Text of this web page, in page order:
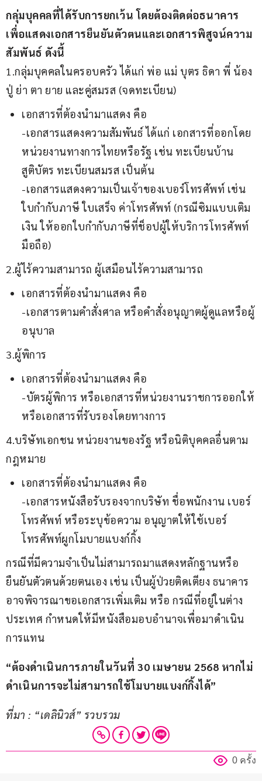
กลุ่มบุคคลที่ได้รับการยกเว้น โดยต้องติดต่อธนาคาร
เพื่อแสดงเอกสารยืนยันตัวตนและเอกสารพิสูจน์ความ
สัมพันธ์ ดังนี้
1.กลุ่มบุคคลในครอบครัว ได้แก่ พ่อ แม่ บุตร ธิดา พี่ น้อง
ปู่ ย่า ตา ยาย และคู่สมรส (จดทะเบียน)
เอกสารที่ต้องนำมาแสดง คือ
-เอกสารแสดงความสัมพันธ์ ได้แก่ เอกสารที่ออกโดย
หน่วยงานทางการไทยหรือรัฐ เช่น ทะเบียนบ้าน
สูติบัตร ทะเบียนสมรส เป็นต้น
-เอกสารแสดงความเป็นเจ้าของเบอร์โทรศัพท์ เช่น
ใบกำกับภาษี ใบเสร็จ ค่าโทรศัพท์ (กรณีซิมแบบเติม
เงิน ให้ออกใบกำกับภาษีที่ช็อปผู้ให้บริการโทรศัพท์
มือถือ)
2.ผู้ไร้ความสามารถ ผู้เสมือนไร้ความสามารถ
เอกสารที่ต้องนำมาแสดง คือ
-เอกสารตามคำสั่งศาล หรือคำสั่งอนุญาตผู้ดูแลหรือผู้
อนุบาล
3.ผู้พิการ
เอกสารที่ต้องนำมาแสดง คือ
-บัตรผู้พิการ หรือเอกสารที่หน่วยงานราชการออกให้
หรือเอกสารที่รับรองโดยทางการ
4.บริษัทเอกชน หน่วยงานของรัฐ หรือนิติบุคคลอื่นตาม
กฎหมาย
เอกสารที่ต้องนำมาแสดง คือ
-เอกสารหนังสือรับรองจากบริษัท ชื่อพนักงาน เบอร์
โทรศัพท์ หรือระบุข้อความ อนุญาตให้ใช้เบอร์
โทรศัพท์ผูกโมบายแบงก์กิ้ง
กรณีที่มีความจำเป็นไม่สามารถมาแสดงหลักฐานหรือ
ยืนยันตัวตนด้วยตนเอง เช่น เป็นผู้ป่วยติดเตียง ธนาคาร
อาจพิจารณาขอเอกสารเพิ่มเติม หรือ กรณีที่อยู่ในต่าง
ประเทศ กำหนดให้มีหนังสือมอบอำนาจเพื่อมาดำเนิน
การแทน
“ต้องดำเนินการภายในวันที่ 30 เมษายน 2568 หากไม่
ดำเนินการจะไม่สามารถใช้โมบายแบงก์กิ้งได้”
ที่มา : “เดลินิวส์” รวบรวม
0 ครั้ง